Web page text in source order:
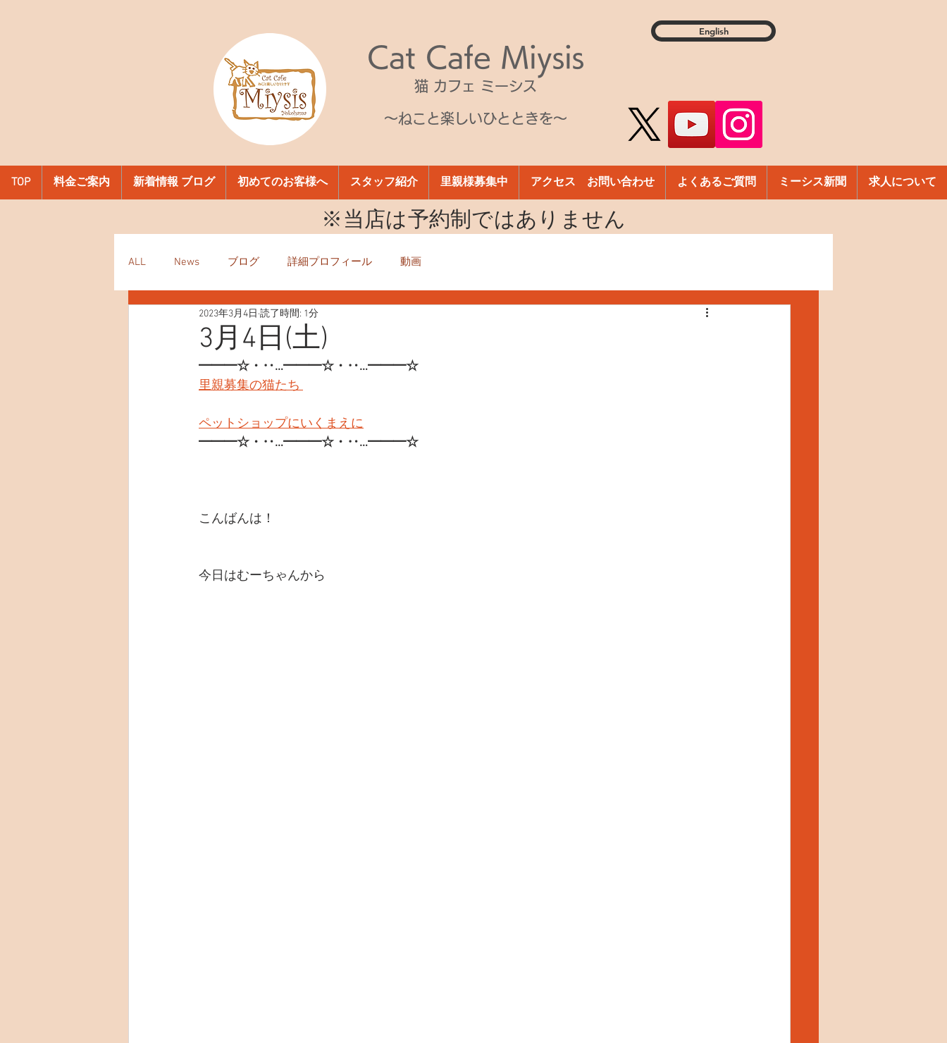
Cat Cafe Miysis
猫 カフェ ミーシス
～ねこと楽しいひとときを～
English
TOP 料金ご案内 新着情報 ブログ 初めてのお客様へ スタッフ紹介 里親様募集中 アクセス お問い合わせ よくあるご質問 ミーシス新聞 求人について
​※当店は予約制ではありません
ALL News ブログ 詳細プロフィール 動画
3月4日(土)
2023年3月4日 読了時間: 1分
━━━☆・‥…━━━☆・‥…━━━☆
里親募集の猫たち
ペットショップにいくまえに
━━━☆・‥…━━━☆・‥…━━━☆
こんばんは！
今日はむーちゃんから